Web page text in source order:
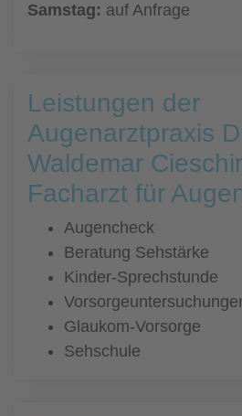
Samstag: auf Anfrage
Leistungen der
Augenarztpraxis
Waldemar
Facharzt für
Augencheck
Beratung Sehstärke
Kinder-Sprechstunde
Glaukom-Vorsorge
Sehschule